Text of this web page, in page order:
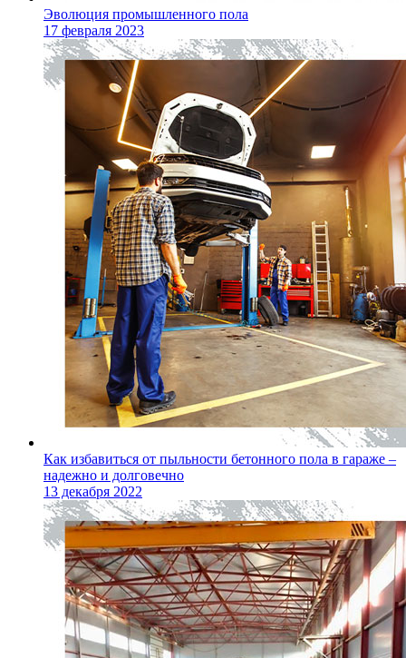
Эволюция промышленного пола
17 февраля 2023
Как избавиться от пыльности бетонного пола в гараже –
надежно и долговечно
13 декабря 2022